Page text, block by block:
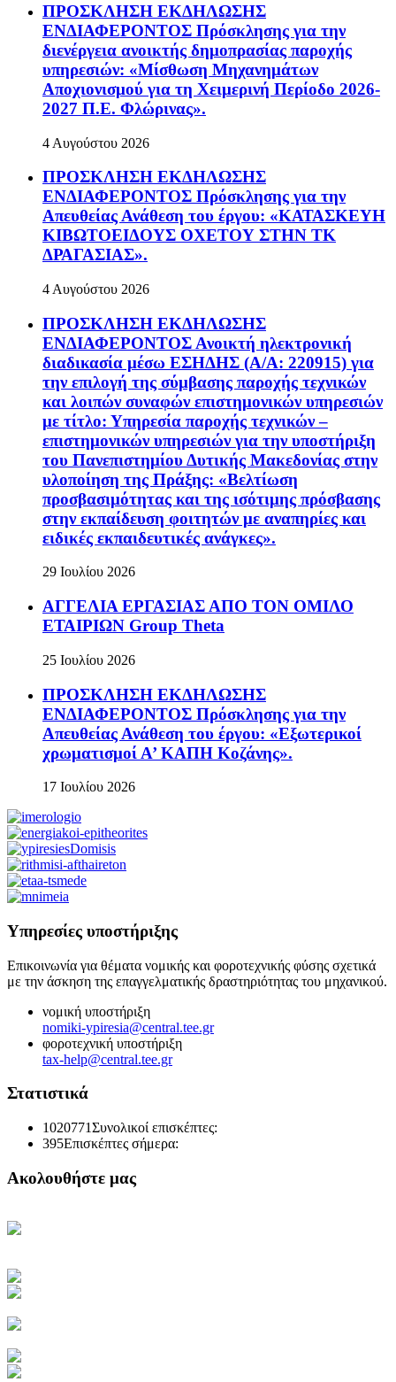
ΠΡΟΣΚΛΗΣΗ ΕΚΔΗΛΩΣΗΣ
ΕΝΔΙΑΦΕΡΟΝΤΟΣ Πρόσκλησης για την
διενέργεια ανοικτής δημοπρασίας παροχής
υπηρεσιών: «Μίσθωση Μηχανημάτων
Αποχιονισμού για τη Χειμερινή Περίοδο 2026-
2027 Π.Ε. Φλώρινας».
4 Αυγούστου 2026
ΠΡΟΣΚΛΗΣΗ ΕΚΔΗΛΩΣΗΣ
ΕΝΔΙΑΦΕΡΟΝΤΟΣ Πρόσκλησης για την
Απευθείας Ανάθεση του έργου: «ΚΑΤΑΣΚΕΥΗ
ΚΙΒΩΤΟΕΙΔΟΥΣ ΟΧΕΤΟΥ ΣΤΗΝ ΤΚ
ΔΡΑΓΑΣΙΑΣ».
4 Αυγούστου 2026
ΠΡΟΣΚΛΗΣΗ ΕΚΔΗΛΩΣΗΣ
ΕΝΔΙΑΦΕΡΟΝΤΟΣ Ανοικτή ηλεκτρονική
διαδικασία μέσω ΕΣΗΔΗΣ (Α/Α: 220915) για
την επιλογή της σύμβασης παροχής τεχνικών
και λοιπών συναφών επιστημονικών υπηρεσιών
με τίτλο: Υπηρεσία παροχής τεχνικών –
επιστημονικών υπηρεσιών για την υποστήριξη
του Πανεπιστημίου Δυτικής Μακεδονίας στην
υλοποίηση της Πράξης: «Βελτίωση
προσβασιμότητας και της ισότιμης πρόσβασης
στην εκπαίδευση φοιτητών με αναπηρίες και
ειδικές εκπαιδευτικές ανάγκες».
29 Ιουλίου 2026
ΑΓΓΕΛΙΑ ΕΡΓΑΣΙΑΣ ΑΠΟ ΤΟΝ ΟΜΙΛΟ
ΕΤΑΙΡΙΩΝ Group Theta
25 Ιουλίου 2026
ΠΡΟΣΚΛΗΣΗ ΕΚΔΗΛΩΣΗΣ
ΕΝΔΙΑΦΕΡΟΝΤΟΣ Πρόσκλησης για την
Απευθείας Ανάθεση του έργου: «Εξωτερικοί
χρωματισμοί Α’ ΚΑΠΗ Κοζάνης».
17 Ιουλίου 2026
Υπηρεσίες υποστήριξης
Επικοινωνία για θέματα νομικής και φοροτεχνικής φύσης σχετικά
με την άσκηση της επαγγελματικής δραστηριότητας του μηχανικού.
νομική υποστήριξη
nomiki-ypiresia@central.tee.gr
φοροτεχνική υποστήριξη
tax-help@central.tee.gr
Στατιστικά
1020771Συνολικοί επισκέπτες:
395Επισκέπτες σήμερα:
Ακολουθήστε μας